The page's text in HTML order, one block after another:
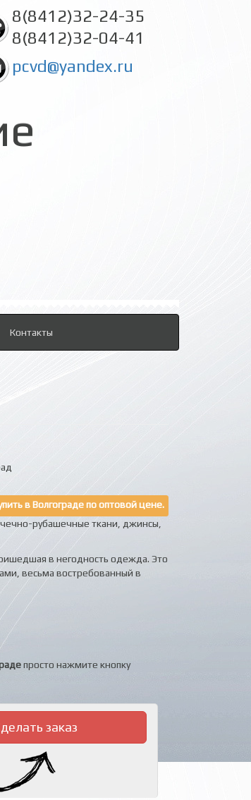
8(8412)32-24-35
8(8412)32-04-41
pcvd@yandex.ru
Контакты
в Волгограде по оптовой цене.
рубашечные ткани, джинсы,
в негодность одежда. Это
весьма востребованный в
просто нажмите кнопку
заказ